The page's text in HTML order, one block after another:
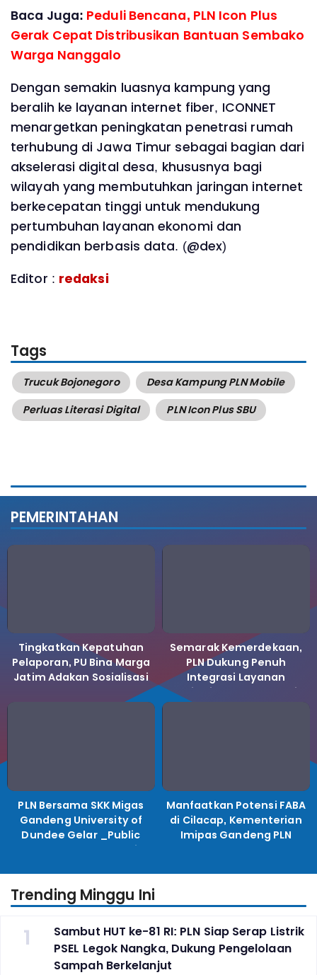
Baca Juga: Peduli Bencana, PLN Icon Plus
Gerak Cepat Distribusikan Bantuan Sembako
Warga Nanggalo
Dengan semakin luasnya kampung yang
beralih ke layanan internet fiber, ICONNET
menargetkan peningkatan penetrasi rumah
terhubung di Jawa Timur sebagai bagian dari
akselerasi digital desa, khususnya bagi
wilayah yang membutuhkan jaringan internet
berkecepatan tinggi untuk mendukung
pertumbuhan layanan ekonomi dan
pendidikan berbasis data. (@dex)
Editor : redaksi
Tags
Trucuk Bojonegoro
Desa Kampung PLN Mobile
Perluas Literasi Digital
PLN Icon Plus SBU
PEMERINTAHAN
Tingkatkan Kepatuhan
Pelaporan, PU Bina Marga
Jatim Adakan Sosialisasi
Semarak Kemerdekaan,
PLN Dukung Penuh
Integrasi Layanan
Kelistrikan ke Koperasi
PLN Bersama SKK Migas
Gandeng University of
Dundee Gelar _Public
Lecture_, Kolaborasi
Manfaatkan Potensi FABA
di Cilacap, Kementerian
Imipas Gandeng PLN
Trending Minggu Ini
1
Sambut HUT ke-81 RI: PLN Siap Serap Listrik
PSEL Legok Nangka, Dukung Pengelolaan
Sampah Berkelanjut